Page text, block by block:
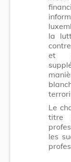
la
et
Le
titre
les